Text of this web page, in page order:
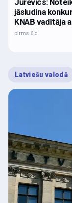
Jurēvics:
jāsludina
KNAB vadītāja
pirms 6 d
Latviešu valodā